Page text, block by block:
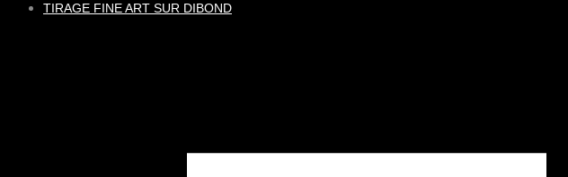
TIRAGE FINE ART SUR DIBOND